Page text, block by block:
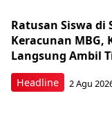
Headline
Ratusan Siswa di
Keracunan MBG,
Langsung Ambil
2 Agu